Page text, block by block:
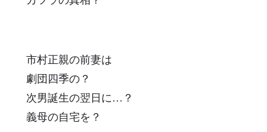
市村正親の前妻は
劇団四季の？
次男誕生の翌日に…？
義母の自宅を？